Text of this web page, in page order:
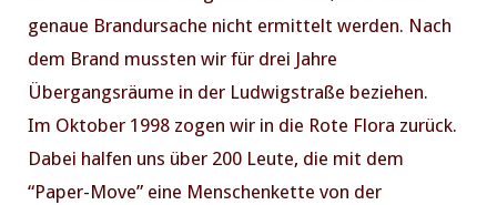
genaue Brandursache nicht ermittelt werden. Nach
dem Brand mussten wir für drei Jahre
Übergangsräume in der Ludwigstraße beziehen.
Im Oktober 1998 zogen wir in die Rote Flora zurück.
Dabei halfen uns über 200 Leute, die mit dem
“Paper-Move” eine Menschenkette von der